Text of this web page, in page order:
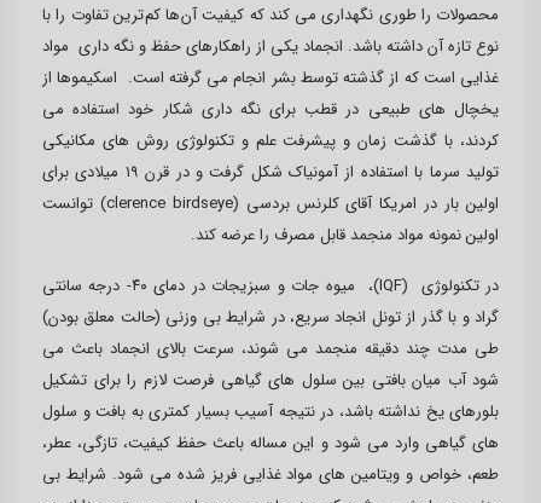
محصولات را طوری نگهداری می کند که کیفیت آن ها کم ترین تفاوت را با
نوع تازه آن داشته باشد. انجماد یکی از راهکارهای حفظ و نگه داری مواد
غذایی است که از گذشته توسط بشر انجام می گرفته است. اسکیموها از
یخچال های طبیعی در قطب برای نگه داری شکار خود استفاده می
کردند، با گذشت زمان و پیشرفت علم و تکنولوژی روش های مکانیکی
تولید سرما با استفاده از آمونیاک شکل گرفت و در قرن ۱۹ میلادی برای
اولین بار در امریکا آقای کلرنس بردسی (clerence birdseye) توانست
اولین نمونه مواد منجمد قابل مصرف را عرضه کند.
در تکنولوژی (IQF)، میوه جات و سبزیجات در دمای ۴۰- درجه سانتی
گراد و با گذر از تونل انجاد سریع، در شرایط بی وزنی (حالت معلق بودن)
طی مدت چند دقیقه منجمد می شوند، سرعت بالای انجماد باعث می
شود آب میان بافتی بین سلول های گیاهی فرصت لازم را برای تشکیل
بلورهای یخ نداشته باشد، در نتیجه آسیب بسیار کمتری به بافت و سلول
های گیاهی وارد می شود و این مساله باعث حفظ کیفیت، تازگی، عطر،
طعم، خواص و ویتامین های مواد غذایی فریز شده می شود. شرایط بی